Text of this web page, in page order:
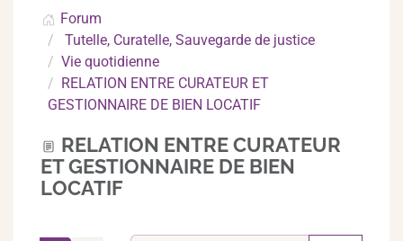
Forum
Tutelle, Curatelle, Sauvegarde de justice
Vie quotidienne
RELATION ENTRE CURATEUR ET
GESTIONNAIRE DE BIEN LOCATIF
RELATION ENTRE CURATEUR
ET GESTIONNAIRE DE BIEN
LOCATIF